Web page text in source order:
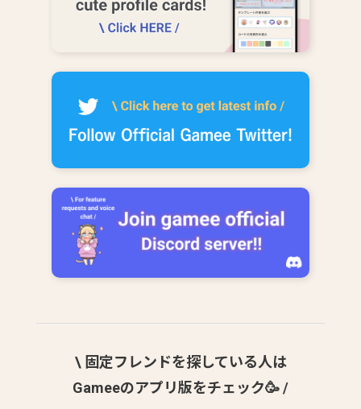
\ 固定フレンドを探している人は
Gameeのアプリ版をチェック🥳 /